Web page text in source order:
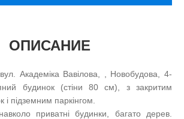
ОПИСАНИЕ
Академіка Вавілова, , Новобудова, 4-
будинок (стіни 80 см), з закритим
підземним паркінгом.
приватні будинки, багато дерев.